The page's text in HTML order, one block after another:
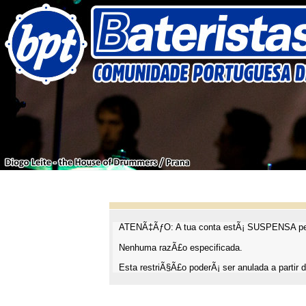
ATENÃ‡ÃƒO: A tua conta estÃ¡ SUSPENSA
Nenhuma razÃ£o especificada.
Esta restriÃ§Ã£o poderÃ¡ ser anulada a partir